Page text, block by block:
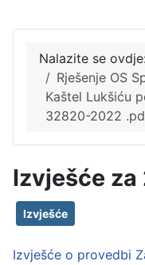
Nalazite se
Rješenje OS
Kaštel Lukšiću
32820-2022
Izvješće za
Izvješće
Izvješće o provedbi